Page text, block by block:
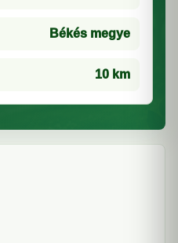
Békés megye
10 km